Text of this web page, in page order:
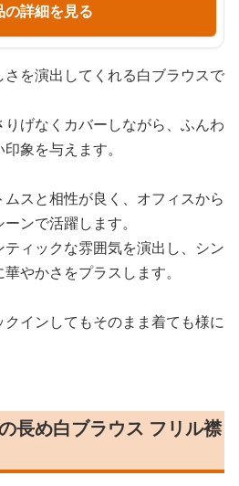
の詳細を見る
を演出してくれる白ブラウスで
げなくカバーしながら、ふんわ
象を与えます。
スと相性が良く、オフィスから
ンで活躍します。
ィックな雰囲気を演出し、シン
やかさをプラスします。
インしてもそのまま着ても様に
長め白ブラウス フリル襟